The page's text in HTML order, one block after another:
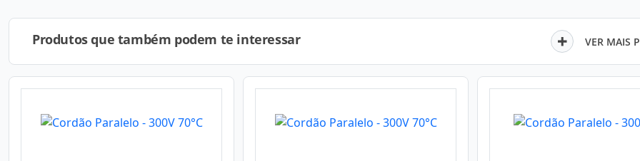
Produtos que também podem te interessar VER MAIS